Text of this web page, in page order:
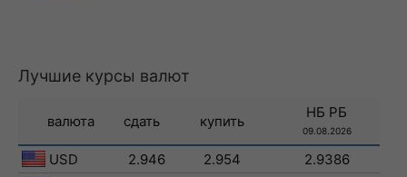
Лучшие курсы валют
валюта сдать купить
НБ РБ
09.08.2026
USD 2.946 2.954
2.9386